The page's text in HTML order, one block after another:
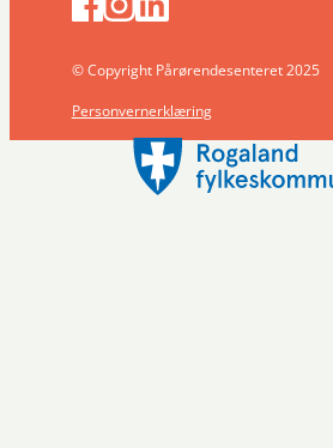
© Copyright Pårørendesenteret 2025
Personvernerklæring